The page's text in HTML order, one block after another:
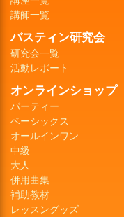
講師一覧
バスティン研究会
研究会一覧
活動レポート
オンラインショップ
パーティー
ベーシックス
オールインワン
中級
大人
併用曲集
補助教材
レッスングッズ